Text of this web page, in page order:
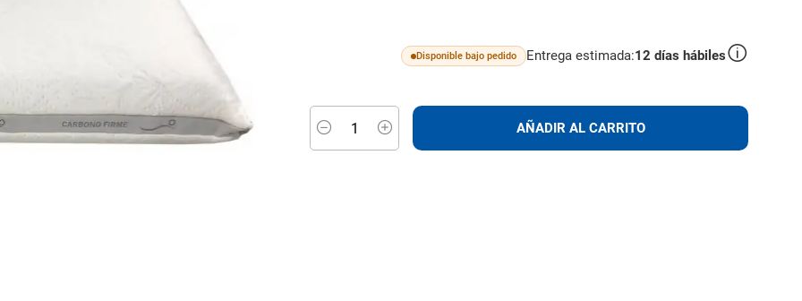
Minus AÑADIR AL CARRITO
Disponible bajo pedido Entrega estimada:12 días hábiles